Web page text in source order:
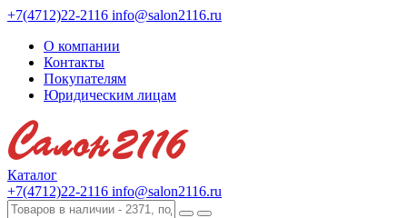
+7(4712)22-2116 info@salon2116.ru
О компании
Контакты
Покупателям
Юридическим лицам
Каталог
+7(4712)22-2116 info@salon2116.ru